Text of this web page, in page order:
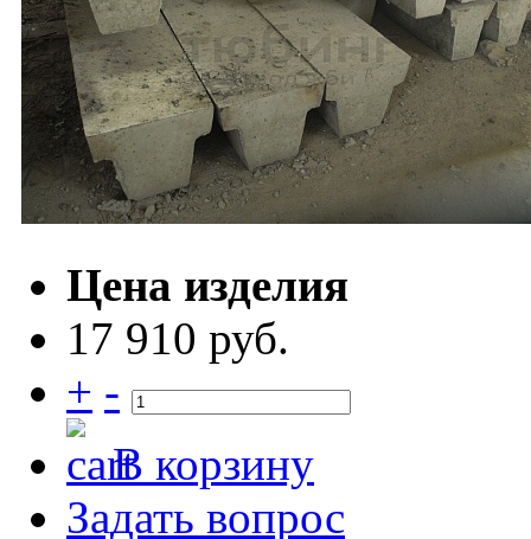
Цена изделия
17 910 руб.
+ -
В корзину
Задать вопрос